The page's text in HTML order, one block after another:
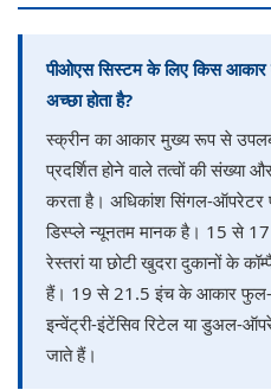
पीओएस सिस्टम के लिए किस आकार
अच्छा होता है?
स्क्रीन का आकार मुख्य रूप से
प्रदर्शित होने वाले तत्वों की संख्या
करता है। अधिकांश सिंगल-
डिस्प्ले न्यूनतम मानक है। 15 से
रेस्तरां या छोटी खुदरा दुकानों के
हैं। 19 से 21.5 इंच के आकार फुल-
इन्वेंट्री-इंटेंसिव रिटेल या डुअल-
जाते हैं।